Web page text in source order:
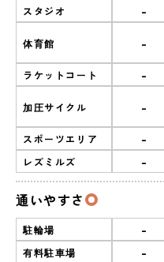
スタジオ -
体育館 -
ラケットコート -
加圧サイクル -
スポーツエリア -
レズミルズ -
通いやすさ
駐輪場 -
有料駐車場
-